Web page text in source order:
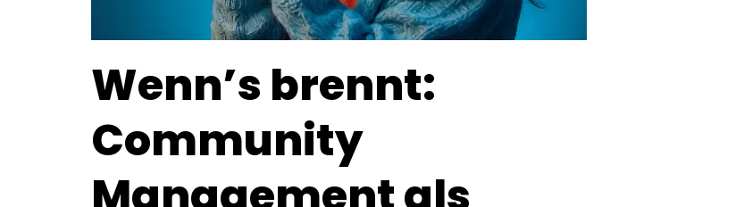
Wenn’s brennt:
Community